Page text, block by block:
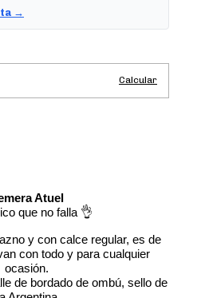
→
Calcular
Atuel
que no falla 👌
y con calce regular, es de
con todo y para cualquier
ocasión.